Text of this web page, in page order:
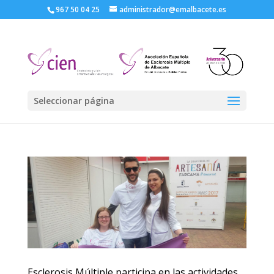
967 50 04 25 administrador@emalbacete.es
Seleccionar página